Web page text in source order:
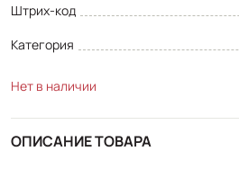
Штрих-код
Категория
Нет в наличии
ОПИСАНИЕ ТОВАРА